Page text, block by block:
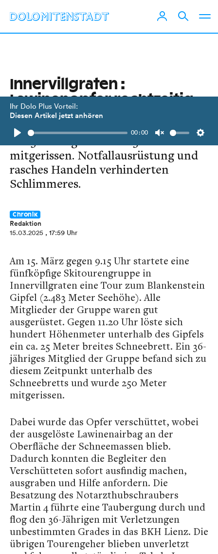
Ihr Dolo Plus Vorteil:
Diesen Artikel jetzt anhören
Play
00:00
Unmute
Innervillgraten :
Lawinenopfer rechtzeitig
ausgegraben
Ein 36-Jähriger wurde 250 Meter
mitge­rissen. Notfallausrüstung und
rasches Handeln verhinderten
Schlimmeres.
Chronik
Redaktion
15.03.2025 , 17:59 Uhr
Am 15. März gegen 9.15 Uhr startete eine
fünfköpfige Skitourengruppe in
Innervillgraten eine Tour zum Blankenstein
Gipfel (2.483 Meter Seehöhe). Alle
Mitglieder der Gruppe waren gut
ausgerüstet. Gegen 11.20 Uhr löste sich
hundert Höhenmeter unterhalb des Gipfels
ein ca. 25 Meter breites Schneebrett. Ein 36-
jähriges Mitglied der Gruppe befand sich zu
diesem Zeitpunkt unterhalb des
Schneebretts und wurde 250 Meter
mitgerissen.
Dabei wurde das Opfer verschüttet, wobei
der ausgelöste Lawinenairbag an der
Oberfläche der Schneemassen blieb.
Dadurch konnten die Begleiter den
Verschütteten sofort ausfindig machen,
ausgraben und Hilfe anfordern. Die
Besatzung des Notarzthubschraubers
Martin 4 führte eine Taubergung durch und
flog den 36-Jährigen mit Verletzungen
unbestimmten Grades in das BKH Lienz. Die
übrigen Tourengeher blieben unverletzt